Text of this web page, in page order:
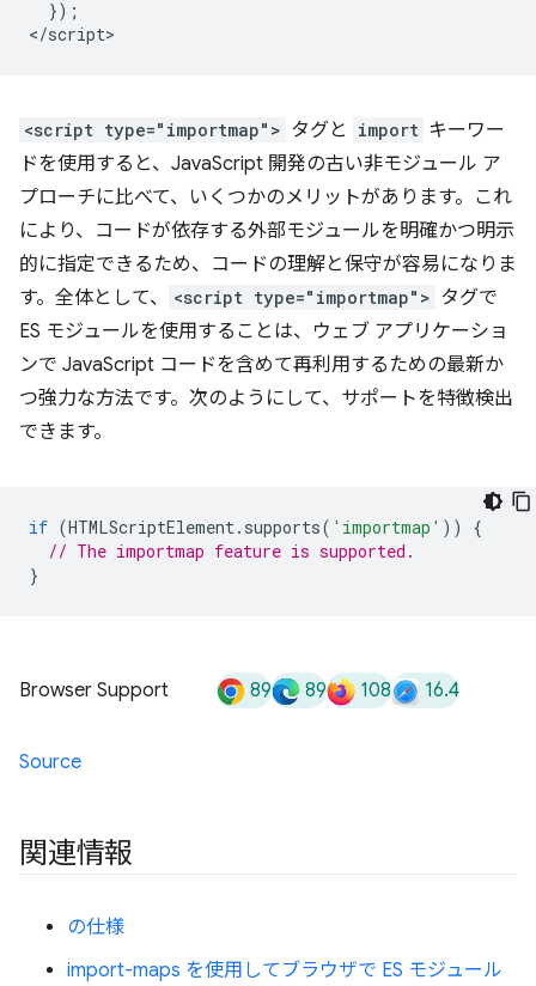
  });
<script type="importmap"> タグと import キーワー
ドを使用すると、JavaScript 開発の古い非モジュール ア
プローチに比べて、いくつかのメリットがあります。これ
により、コードが依存する外部モジュールを明確かつ明示
的に指定できるため、コードの理解と保守が容易になりま
す。全体として、
<script type="importmap"> タグで
ES モジュールを使用することは、ウェブ アプリケーショ
ンで JavaScript コードを含めて再利用するための最新か
つ強力な方法です。次のようにして、サポートを特徴検出
できます。
if (HTMLScriptElement. supports( 'importmap' ))
{
// The importmap feature is supported.
}
Browser Support 89 89 108 16.4
Source
関連情報
の仕様
import-maps を使用してブラウザで ES モジュール